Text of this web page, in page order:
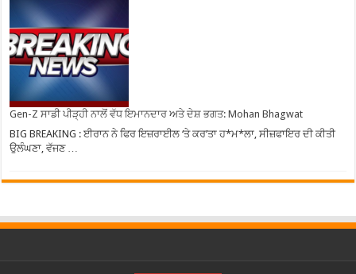
Gen-Z ਸਾਡੀ ਪੀੜ੍ਹੀ ਨਾਲੋਂ ਵੱਧ ਇਮਾਨਦਾਰ ਅਤੇ ਦੇਸ਼ ਭਗਤ: Mohan Bhagwat
BIG BREAKING : ਈਰਾਨ ਨੇ ਫਿਰ ਇਜ਼ਰਾਈਲ ‘ਤੇ ਕਰ’ਤਾ ਹ*ਮ*ਲਾ, ਸੀਜ਼ਫਾਇਰ ਦੀ ਕੀਤੀ
ਉਲੰਘਣਾ, ਵੱਜਣ …